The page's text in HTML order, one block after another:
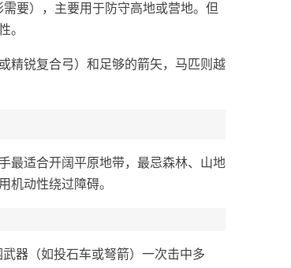
要），主要用于防守高地或营地。但
。
精锐复合弓）和足够的箭矢，马匹则越
最适合开阔平原地带，最忌森林、山地
机动性绕过障碍。
器（如投石车或弩箭）一次击中多